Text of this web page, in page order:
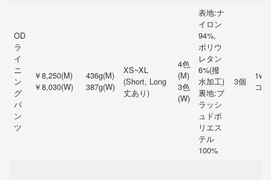
OD
ラ
イ
ニ
ン
グ
パ
ン
ツ
￥8,250(M)
￥8,030(W)
436g(M)
387g(W)
XS~XL
(Short, Long
丈あり)
4色
(M)
3色
(W)
表地:ナ
イロン
94%,
ポリウ
レタン
6%(撥
水加工)
裏地:ブ
ラッシ
ュドポ
リエス
テル
100%
3個
コ